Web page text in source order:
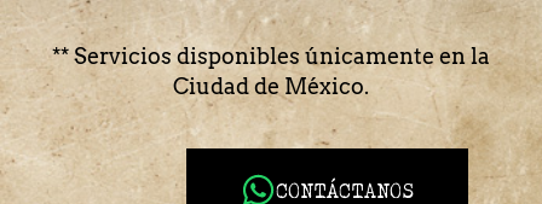
** Servicios disponibles únicamente en la
Ciudad de México.
CONTÁCTANOS